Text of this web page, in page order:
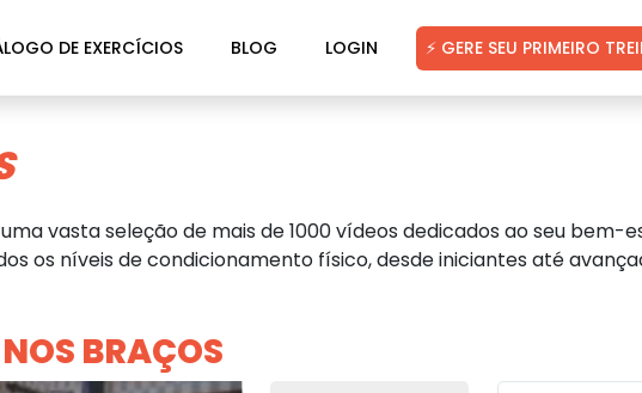
DE EXERCÍCIOS BLOG LOGIN ⚡ GERE SEU PRIMEIRO
vasta seleção de mais de 1000 vídeos dedicados ao seu bem-
os níveis de condicionamento físico, desde iniciantes até
BRAÇOS